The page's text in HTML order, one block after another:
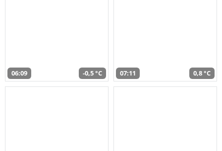
06:09 -0,5 °C 07:11 0,8 °C